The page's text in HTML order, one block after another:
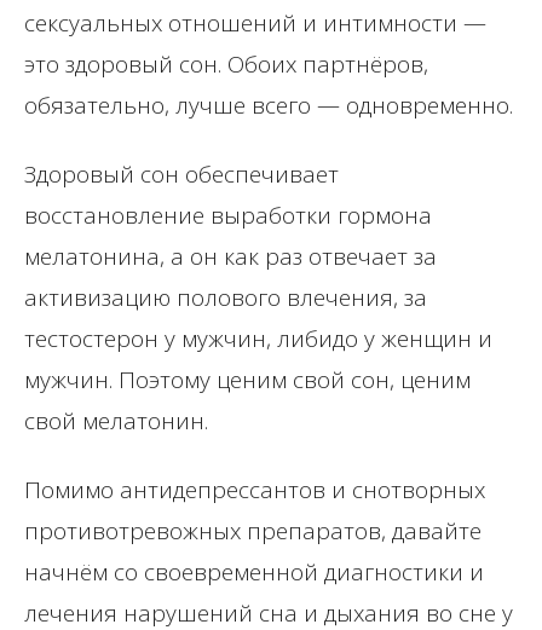
сексуальных отношений и интимности —
это здоровый сон. Обоих партнёров,
обязательно, лучше всего — одновременно.
Здоровый сон обеспечивает
восстановление выработки гормона
мелатонина, а он как раз отвечает за
активизацию полового влечения, за
тестостерон у мужчин, либидо у женщин и
мужчин. Поэтому ценим свой сон, ценим
свой мелатонин.
Помимо антидепрессантов и снотворных
противотревожных препаратов, давайте
начнём со своевременной диагностики и
лечения нарушений сна и дыхания во сне у